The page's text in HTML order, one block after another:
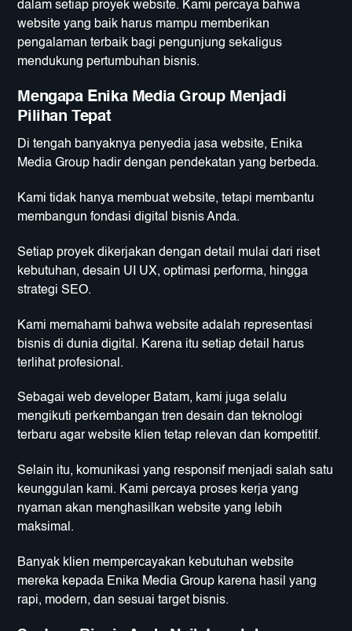
dalam setiap proyek website. Kami percaya bahwa
website yang baik harus mampu memberikan
pengalaman terbaik bagi pengunjung sekaligus
mendukung pertumbuhan bisnis.
Mengapa Enika Media Group Menjadi
Pilihan Tepat
Di tengah banyaknya penyedia jasa website, Enika
Media Group hadir dengan pendekatan yang berbeda.
Kami tidak hanya membuat website, tetapi membantu
membangun fondasi digital bisnis Anda.
Setiap proyek dikerjakan dengan detail mulai dari riset
kebutuhan, desain UI UX, optimasi performa, hingga
strategi SEO.
Kami memahami bahwa website adalah representasi
bisnis di dunia digital. Karena itu setiap detail harus
terlihat profesional.
Sebagai web developer Batam, kami juga selalu
mengikuti perkembangan tren desain dan teknologi
terbaru agar website klien tetap relevan dan kompetitif.
Selain itu, komunikasi yang responsif menjadi salah satu
keunggulan kami. Kami percaya proses kerja yang
nyaman akan menghasilkan website yang lebih
maksimal.
Banyak klien mempercayakan kebutuhan website
mereka kepada Enika Media Group karena hasil yang
rapi, modern, dan sesuai target bisnis.